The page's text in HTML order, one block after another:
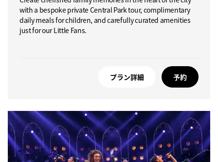
with a bespoke private Central Park tour, complimentary
daily meals for children, and carefully curated amenities
just for our Little Fans.
プラン詳細 予約